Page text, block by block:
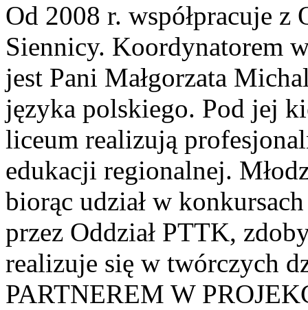
Od 2008 r. współpracuje z
Siennicy. Koordynatorem
jest Pani Małgorzata
języka polskiego. Pod jej
liceum realizują
edukacji regionalnej.
biorąc udział w
przez Oddział PTTK,
realizuje się w twórczych
PARTNEREM W